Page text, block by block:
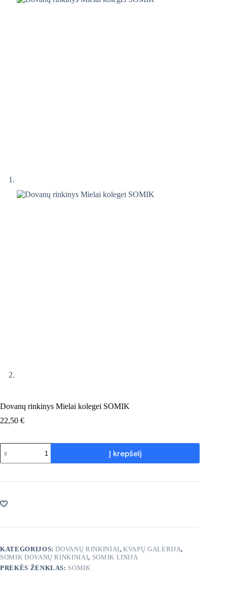
Dovanų rinkinys Mielai kolegei SOMIK
22,50 €
produkto
kiekis:
Dovanų
Mielai
SOMIK
Į krepšelį
KATEGORIJOS:DOVANŲ RINKINIAI,KVAPŲ GALERIJA,
SOMIK DOVANŲ RINKINIAI, SOMIK LINIJA
PREKĖS ŽENKLAS: SOMIK